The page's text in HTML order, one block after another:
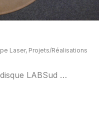
Laser, Projets/Réalisations
LABSud …